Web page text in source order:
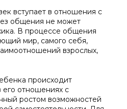
вступает в отношения с
общения не может
В процессе общения
мир, самого себя,
взрослых,
происходит
отношениях с
ростом возможностей